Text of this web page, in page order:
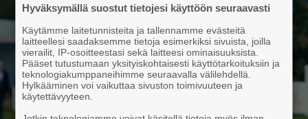
Hyväksymällä suostut tietojesi käyttöön seuraavasti
Käytämme laitetunnisteita ja tallennamme evästeitä
laitteellesi saadaksemme tietoja esimerkiksi sivuista, joilla
vierailit, IP-osoitteestasi sekä laitteesi ominaisuuksista.
Pääset tutustumaan yksityiskohtaisesti käyttötarkoituksiin ja
teknologiakumppaneihimme seuraavalla välilehdellä.
Hylkääminen voi vaikuttaa sivuston toimivuuteen ja
käytettävyyteen.